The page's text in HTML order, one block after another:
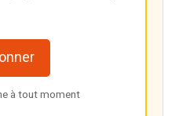
à tout moment